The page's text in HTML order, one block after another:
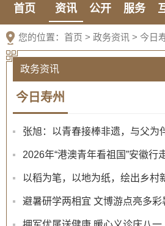
首页 资讯 公开 服务
新媒体
您的位置： 首页 > 政务资讯 > 今日
政务资讯
今日寿州
以稻为笔，以地为纸，绘出乡村
避暑研学两相宜 文博游点亮多彩